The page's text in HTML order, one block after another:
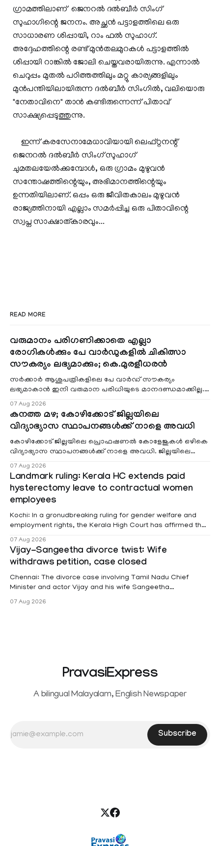
ഗ്രാമത്തിലാണ് ജെനറല്‍ ദല്‍ബീര്‍ സിംഗ്
സുഹാഗിന്റെ ജനനം. അച്ഛന്‍ പട്ടാളത്തിലെ ഒരു
സാധാരണ ശിപ്പായി, റാം ഫല്‍ സുഹാഗ്.
അദ്ദേഹത്തിന്റെ രണ്ട് മുന്‍തലമുറകള്‍ പട്ടാളത്തില്‍
ശിപ്പായി റാങ്കില്‍ ജോലി ചെയ്തവരായിരുന്നു. എന്നാല്‍
ചെറുപ്പം മുതല്‍ പഠിത്തത്തിലും മറ്റു കാര്യങ്ങളിലും
മുന്‍പന്തിയിലായിരുന്ന ദല്‍ബീര്‍ സിംഗില്‍, വലിയൊരു
"നേതാവിനെ" താന്‍ കണ്ടിരുന്നെന്ന് പിതാവ്
സാക്ഷ്യപ്പെടുത്തുന്നു.
ഇന്ന് കരസേനാമേധാവിയായി ലെഫ്റ്റനന്റ്
ജെനറല്‍ ദല്‍ബീര്‍ സിംഗ് സുഹാഗ്
ചുമതലയേല്‍ക്കുമ്പോള്‍, ഒരു ഗ്രാമം മുഴുവന്‍
സന്തോഷത്തിന്റെയും, അഭിമാനത്തിന്റെയും
ഉന്നതിയിലാണ്. ഒപ്പം ഒരു ജീവിതകാലം മുഴുവന്‍
രാജ്യത്തിനായി എല്ലാം സമര്‍പ്പിച്ച ഒരു പിതാവിന്റെ
സ്വപ്ന സാക്ഷാത്കാരവും...
READ MORE
വരുമാനം പരിഗണിക്കാതെ എല്ലാ
രോഗികൾക്കും പേ വാർഡുകളിൽ ചികിത്സാ
സൗകര്യം ലഭ്യമാക്കും; കെ.മുരളീധരൻ
സർക്കാർ ആശുപത്രികളിലെ പേ വാർഡ് സൗകര്യം
ലഭ്യമാകാൻ ഇനി വരുമാന പരിധിയുടെ മാനദണ്ഡമാക്കില്ല.
07 Aug 2026
കനത്ത മഴ; കോഴിക്കോട് ജില്ലയിലെ
വിദ്യാഭ്യാസ സ്ഥാപനങ്ങൾക്ക് നാളെ അവധി
കോഴിക്കോട് ജില്ലയിലെ പ്രൊഫഷണൽ കോളേജുകൾ ഒഴികെ
വിദ്യാഭ്യാസ സ്ഥാപനങ്ങൾക്ക് നാളെ അവധി. ജില്ലയിലെ
07 Aug 2026
Landmark ruling: Kerala HC extends paid
hysterectomy leave to contractual women
employees
Kochi: In a gronudbreaking ruling for gender welfare and
employment rights, the Kerala High Court has affirmed that
projects are eligible for paid medical leave following
hysterectomy surgery under the Kerala Service Rules
(KSR). The court noted that since essential benefits like
maternity
07 Aug 2026
Vijay-Sangeetha divorce twist: Wife
withdraws petition, case closed
Chennai: The divorce case involving Tamil Nadu Chief
Minister and actor Vijay and his wife Sangeetha
Sowrnalingam has taken a new turn after Sangeetha
07 Aug 2026
PravasiExpress
A bilingual Malayalam, English Newspaper
Subscribe